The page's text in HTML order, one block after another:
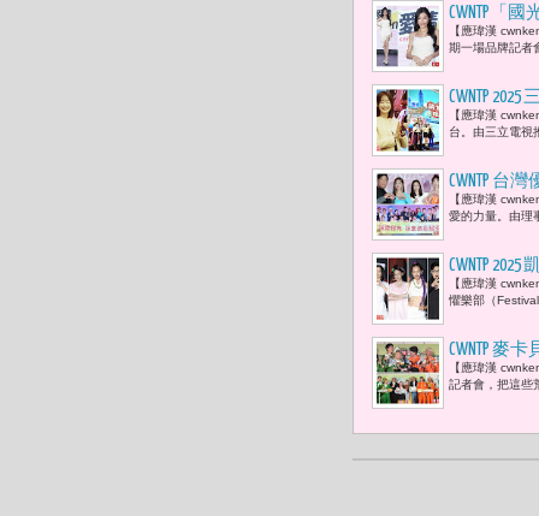
CWNTP「
【應瑋漢
期一場品牌記者
CWNTP
意與美食
【應瑋漢
台。由三立電視
CWNTP 台
林曉培、
【應瑋漢
愛的力量。由理
CWNTP
婆」、雷嘉
【應瑋漢
懼樂部（
CWNTP 麥
「三代同
【應瑋漢
記者會，把這些